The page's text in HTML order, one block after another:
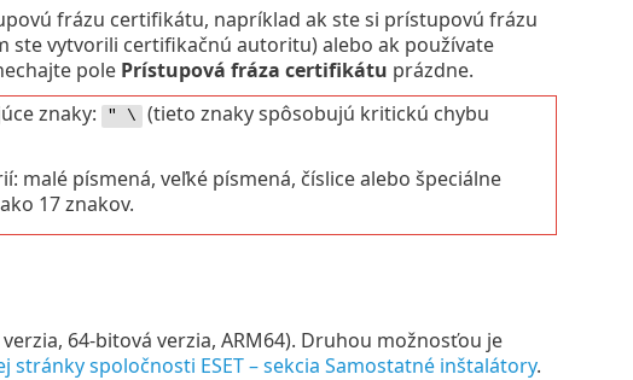
frázu certifikátu, napríklad ak ste si prístupovú frázu
ste vytvorili certifikačnú autoritu) alebo ak používate
pole Prístupová fráza certifikátu prázdne.
znaky: " \ (tieto znaky spôsobujú kritickú chybu
malé písmená, veľké písmená, číslice alebo špeciálne
17 znakov.
64‑bitová verzia, ARM64). Druhou možnosťou je
stránky spoločnosti ESET – sekcia Samostatné inštalátory.